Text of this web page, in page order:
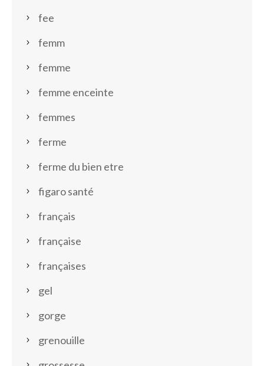
fee
femm
femme
femme enceinte
femmes
ferme
ferme du bien etre
figaro santé
français
française
françaises
gel
gorge
grenouille